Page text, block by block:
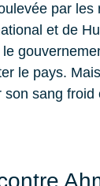
par
et de
le pays.
son sang froid